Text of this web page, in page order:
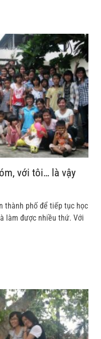
với tôi… là vậy
thành phố để tiếp tục học
làm được nhiều thứ. Với